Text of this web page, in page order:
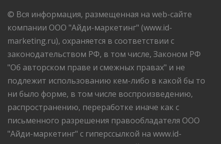
© Вся информация, размещенная на web-сайте
компании ООО "Айди-маркетинг" (www.id-
marketing.ru), охраняется в соответствии с
законодательством РФ, в том числе, Законом РФ
"Об авторском праве и смежных правах" и не
подлежит использованию кем-либо в какой бы то
ни было форме, в том числе воспроизведению,
распространению, переработке иначе как с
письменного разрешения правообладателя ООО
"Айди-маркетинг" с гиперссылкой на www.id-